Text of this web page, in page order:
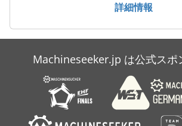
詳細情報
Machineseeker.jp は公式スポ